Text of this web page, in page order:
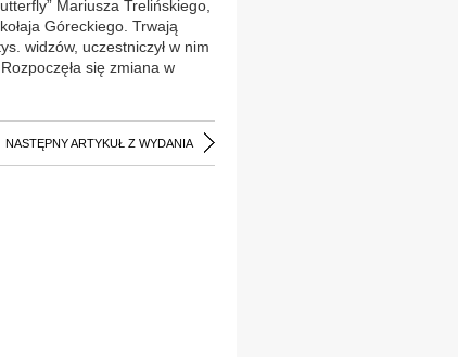
Mariusza Trelińskiego,
Góreckiego. Trwają
widzów, uczestniczył w nim
się zmiana w
NASTĘPNY ARTYKUŁ Z WYDANIA